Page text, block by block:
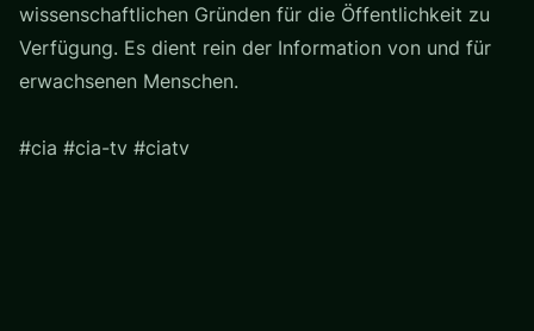
wissenschaftlichen Gründen für die Öffentlichkeit zu
Verfügung. Es dient rein der Information von und für
erwachsenen Menschen.
#cia #cia-tv #ciatv